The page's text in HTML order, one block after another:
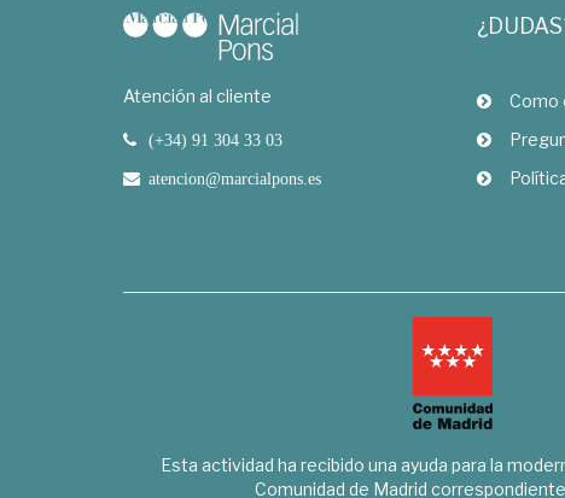
Atención al cliente
(+34) 91 304 33 03
atencion@marcialpons.es
Como
Esta actividad ha recibido una ayuda para la
Comunidad de Madrid